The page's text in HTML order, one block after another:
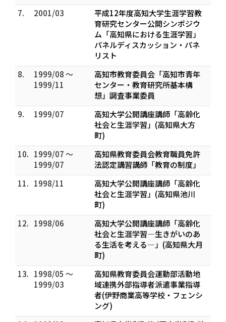
7.
2001/03
平成12年度高知大学生涯学習教
育研究センター公開シンポジウ
ム「高知県における生涯学習」
パネルディスカッション・パネ
リスト
8.
1999/08 ～
1999/11
高知市教育委員会「高知市青年
センター・教育研究所基本構
想」調査事業委員
9.
1999/07
高知大学公開講座講師「高齢化
社会と生涯学習」(高知県大方
町)
10. 1999/07 ～
1999/07
高知県教育委員会教育職員免許
法認定講習講師「教育の制度」
11. 1998/11
高知大学公開講座講師「高齢化
社会と生涯学習」(高知県池川
町)
12. 1998/06
高知大学公開講座講師「高齢化
社会と生涯学習―生きがいのあ
る生活を考える―」(高知県大月
町)
13. 1998/05 ～
1999/03
高知県教育委員会運動部活動地
域連携外部指導者派遣事業指導
者(伊野商業高等学校・フェンシ
ング)